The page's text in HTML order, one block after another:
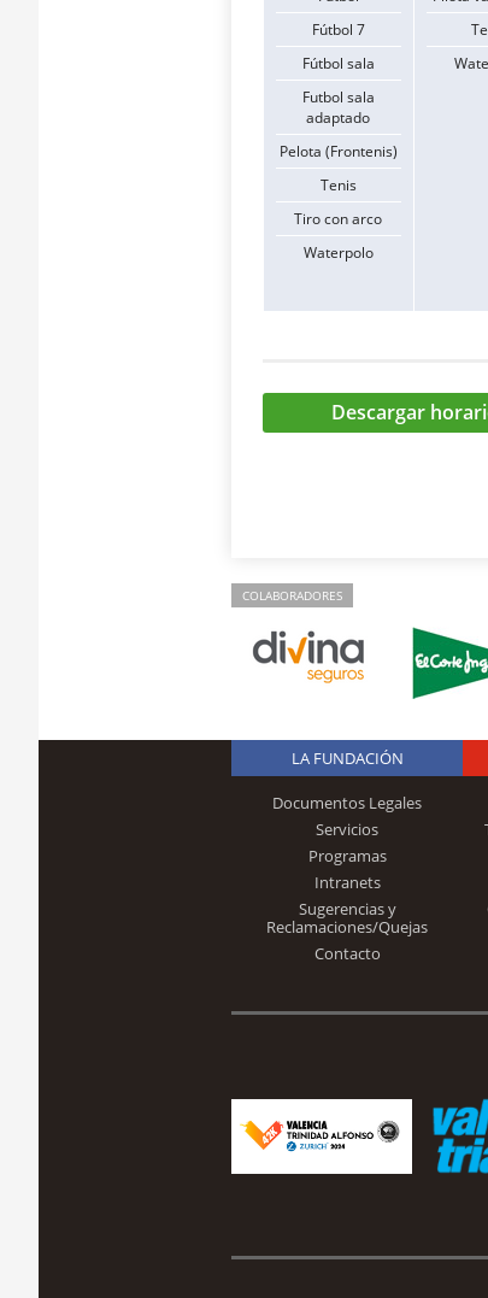
Fútbol 7
Fútbol sala
Futbol sala
adaptado
Pelota (Frontenis)
Tenis
Tiro con arco
Waterpolo
Descargar
COLABORADORES
LA FUNDACIÓN
Documentos Legales
Servicios
Programas
Intranets
Sugerencias y
Reclamaciones/Quejas
Contacto